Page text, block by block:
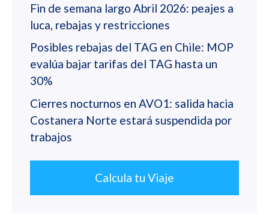
Fin de semana largo Abril 2026: peajes a
luca, rebajas y restricciones
Posibles rebajas del TAG en Chile: MOP
evalúa bajar tarifas del TAG hasta un
30%
Cierres nocturnos en AVO1: salida hacia
Costanera Norte estará suspendida por
trabajos
Calcula tu Viaje